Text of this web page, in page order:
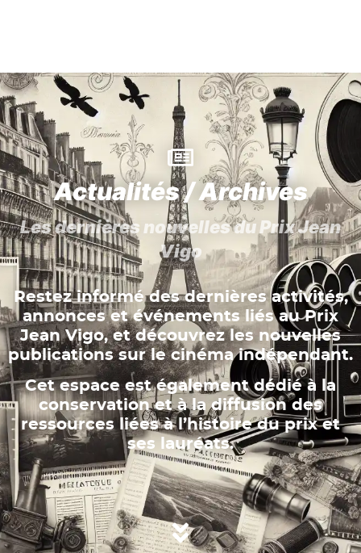
Actualités / Archives
Les dernières nouvelles du Prix Jean
Vigo
Restez informé des dernières activités,
annonces et événements liés au Prix
Jean Vigo, et découvrez les nouvelles
publications sur le cinéma indépendant.
Cet espace est également dédié à la
conservation et à la diffusion des
ressources liées à l’histoire du prix et
ses lauréats.